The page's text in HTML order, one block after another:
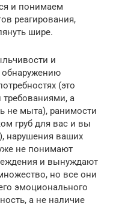
и понимаем
реагирования,
шире.
и
обнаружению
(это
требованиями, а
не мыта), ранимости
груб для вас и вы
нарушения ваших
не понимают
и вынуждают
но все они
эмоционального
а не наличие